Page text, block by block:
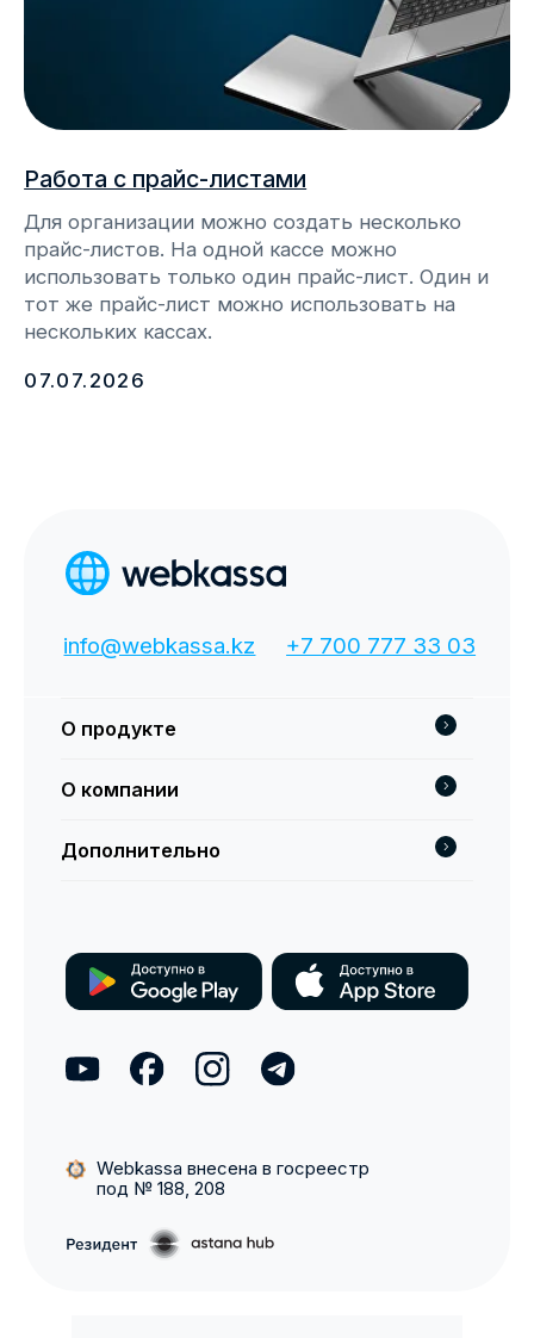
О продукте
О компании
Дополнительно